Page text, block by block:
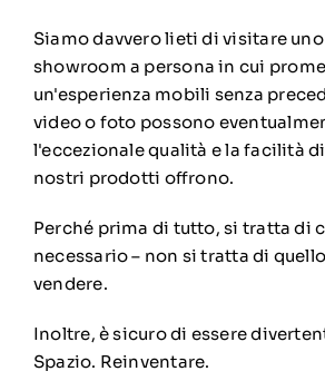
Siamo davvero lieti di visitare
showroom a persona in cui
un'esperienza mobili senza
video o foto possono
l'eccezionale qualità e la facilità
nostri prodotti offrono.
Perché prima di tutto, si tratta di
necessario – non si tratta di
vendere.
Inoltre, è sicuro di essere
Spazio. Reinventare.